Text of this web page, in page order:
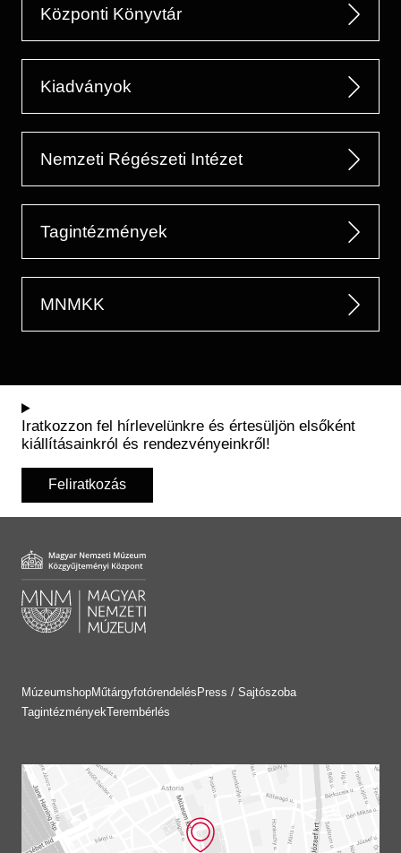
Központi Könyvtár
Kiadványok
Nemzeti Régészeti Intézet
Tagintézmények
MNMKK
Iratkozzon fel hírlevelünkre és értesüljön elsőként
kiállításainkról és rendezvényeinkről!
Feliratkozás
MúzeumshopMűtárgyfotórendelés Press / Sajtószoba
TagintézményekTerembérlés